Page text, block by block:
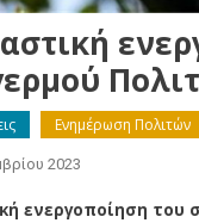
Ενημέρωση Πολιτών
2023
ενεργοποίηση του